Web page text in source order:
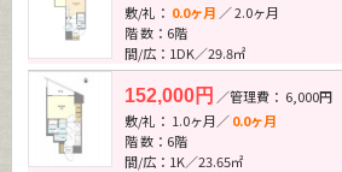
敷/礼： 0.0ヶ月 ／ 2.0ヶ月
階 数：6階
間/広：1DK／29.8㎡
152,000円 ／管理費： 6,000円
敷/礼： 1.0ヶ月／0.0ヶ月
階 数：6階
間/広：1K／23.65㎡